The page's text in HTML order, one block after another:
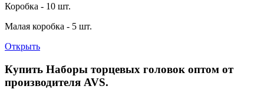
Коробка - 10 шт.
Малая коробка - 5 шт.
Открыть
Купить Наборы торцевых головок оптом от
производителя AVS.